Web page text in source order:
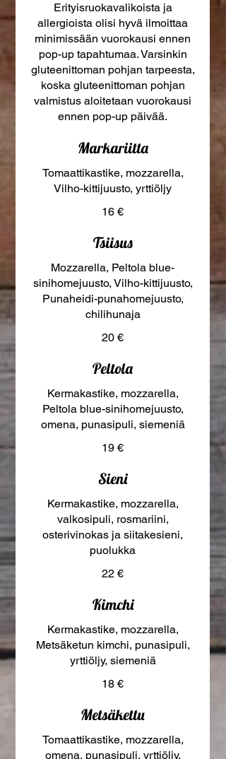
Erityisruokavalikoista ja
allergioista olisi hyvä ilmoittaa
minimissään vuorokausi ennen
pop-up tapahtumaa. Varsinkin
gluteenittoman pohjan tarpeesta,
koska gluteenittoman pohjan
valmistus aloitetaan vuorokausi
ennen pop-up päivää.
Markariitta
Tomaattikastike, mozzarella,
Vilho-kittijuusto, yrttiöljy
16 €
Tsiisus
Mozzarella, Peltola blue-
sinihomejuusto, Vilho-kittijuusto,
Punaheidi-punahomejuusto,
chilihunaja
20 €
Peltola
Kermakastike, mozzarella,
Peltola blue-sinihomejuusto,
omena, punasipuli, siemeniä
19 €
Sieni
Kermakastike, mozzarella,
valkosipuli, rosmariini,
osterivinokas ja siitakesieni,
puolukka
22 €
Kimchi
Kermakastike, mozzarella,
Metsäketun kimchi, punasipuli,
yrttiöljy, siemeniä
18 €
Metsäkettu
Tomaattikastike, mozzarella,
omena, punasipuli, yrttiöljy,